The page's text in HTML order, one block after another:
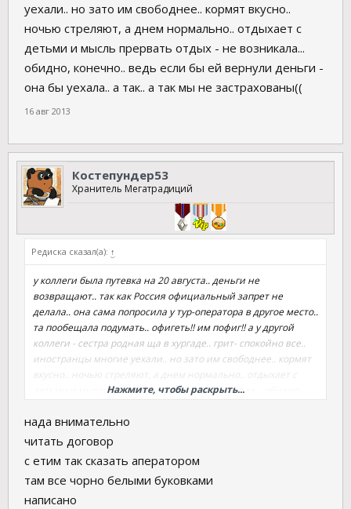
уехали.. но зато им свободнее.. кормят вкусно..
ночью стреляют, а днем нормально.. отдыхает с
детьми и мысль прервать отдых - не возникала...
обидно, конечно.. ведь если бы ей вернули деньги -
она бы уехала.. а так.. а так мы не застрахованы((
16 авг 2013
Костепундер53
Хранитель Мегатрадиций
Редиска сказал(а): ↑
у коллеги была путевка на 20 августа.. деньги не
возвращают.. так как Россия официальный запрет не
делала.. она сама попросила у тур-оператора в другое место..
та пообещала подумать.. офигеть!! им пофиг!! а у другой
коллеги - сестра родная ща в хургаде.. грит- спокойно все..
иностранцы многие уехали.. но зато им свободнее.. кормят
вкусно.. ночью стреляют, а днем нормально.. отдыхает с
детьми и мысль прервать отдых - не возникала... обидно,
так.. а так мы не застрахованы((
Нажмите, чтобы раскрыть...
нада внимательно
читать договор
с етим так сказать аператором
там все чорно белыми буковками
написано